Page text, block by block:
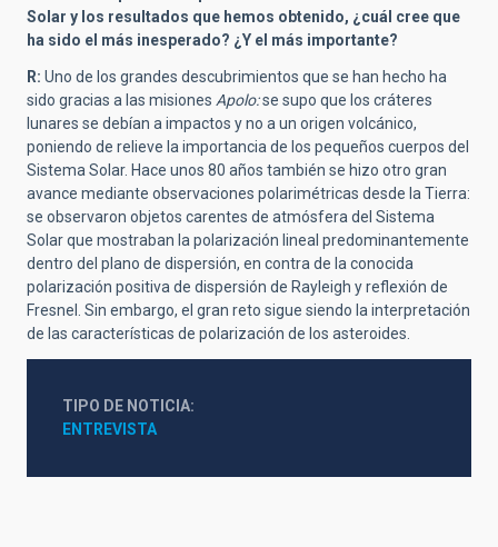
Solar y los resultados que hemos obtenido, ¿cuál cree que
ha sido el más inesperado? ¿Y el más importante?
R: Uno de los grandes descubrimientos que se han hecho ha
sido gracias a las misiones Apolo:se supo que los cráteres
lunares se debían a impactos y no a un origen volcánico,
poniendo de relieve la importancia de los pequeños cuerpos del
Sistema Solar. Hace unos 80 años también se hizo otro gran
avance mediante observaciones polarimétricas desde la Tierra:
se observaron objetos carentes de atmósfera del Sistema
Solar que mostraban la polarización lineal predominantemente
dentro del plano de dispersión, en contra de la conocida
polarización positiva de dispersión de Rayleigh y reflexión de
Fresnel. Sin embargo, el gran reto sigue siendo la interpretación
de las características de polarización de los asteroides.
TIPO DE NOTICIA
ENTREVISTA